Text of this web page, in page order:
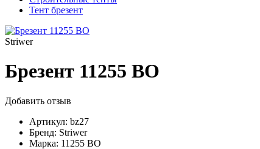
Тент брезент
Striwer
Брезент 11255 ВО
Добавить отзыв
Артикул: bz27
Бренд: Striwer
Марка: 11255 ВО